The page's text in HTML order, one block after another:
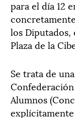
para el día 12
los Diputados,
Plaza de la
Se trata de
Alumnos